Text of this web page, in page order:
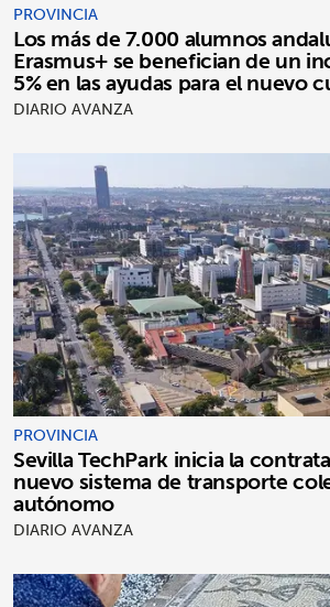
PROVINCIA
Los más de 7.000 alumnos
Erasmus+ se benefician de un
5% en las ayudas para el nuevo
DIARIO AVANZA
PROVINCIA
Sevilla TechPark inicia la
nuevo sistema de transporte
autónomo
DIARIO AVANZA